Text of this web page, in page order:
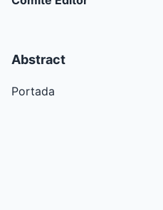
Abstract
Portada